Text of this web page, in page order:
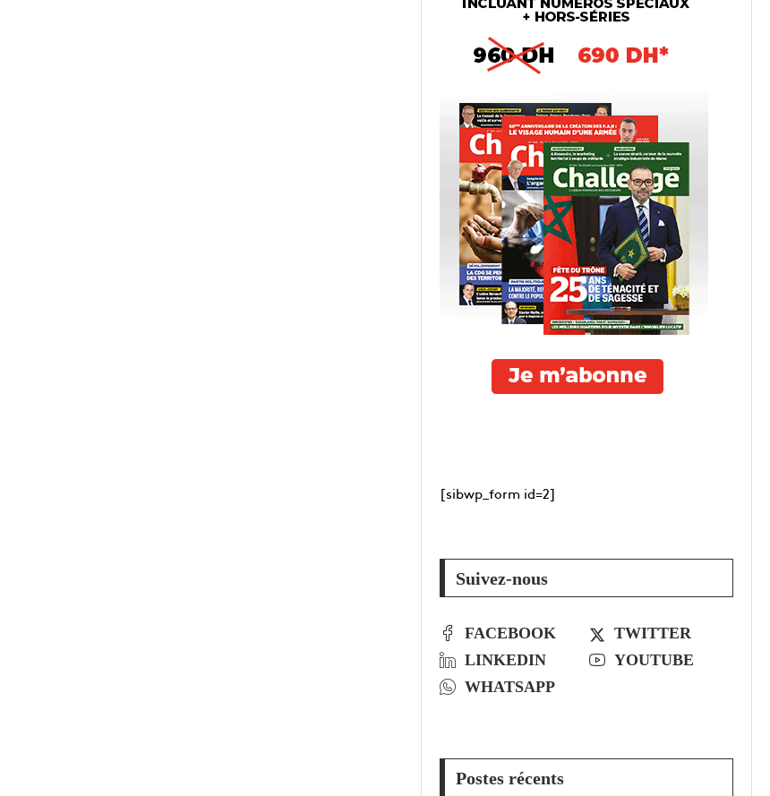
[sibwp_form id=2]
Suivez-nous
FACEBOOK
TWITTER
LINKEDIN
YOUTUBE
WHATSAPP
Postes récents